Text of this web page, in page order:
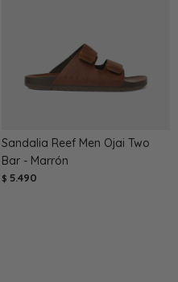
Sandalia Reef Men Ojai Two
Bar - Marrón
$ 5.490